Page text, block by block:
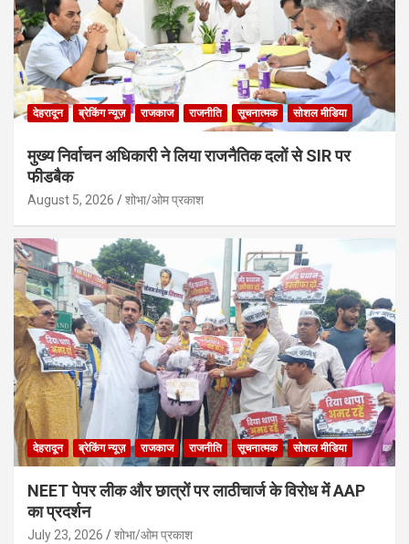
देहरादून ब्रेकिंग न्यूज़ राजकाज राजनीति सूचनात्मक सोशल मीडिया
मुख्य निर्वाचन अधिकारी ने लिया राजनैतिक दलों से SIR पर
फीडबैक
August 5, 2026 शोभा/ओम प्रकाश
देहरादून ब्रेकिंग न्यूज़ राजकाज राजनीति सूचनात्मक सोशल मीडिया
NEET पेपर लीक और छात्रों पर लाठीचार्ज के विरोध में AAP
का प्रदर्शन
July 23, 2026 शोभा/ओम प्रकाश